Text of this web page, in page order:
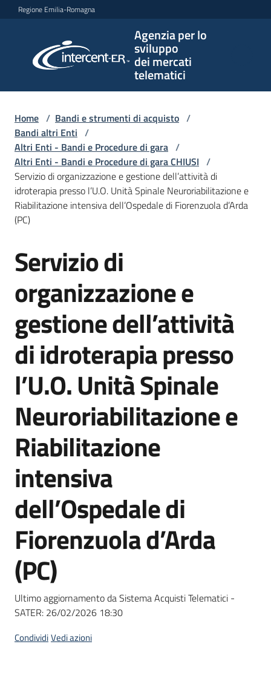
Vai al contenuto
Vai alla navigazione
Vai al footer
Regione Emilia-Romagna
Agenzia per lo
sviluppo
dei mercati
telematici
per lo
sviluppo
telematici
L'Agenzia
Bandi
strumenti
di
Supporto
Piattaforme
telematiche
English
site
Seguici
su
Home / Bandi e strumenti di acquisto /
Bandi altri Enti /
Altri Enti - Bandi e Procedure di gara /
Altri Enti - Bandi e Procedure di gara CHIUSI /
Servizio di organizzazione e gestione dell’attività di
idroterapia presso l’U.O. Unità Spinale Neuroriabilitazione e
Riabilitazione intensiva dell’Ospedale di Fiorenzuola d’Arda
(PC)
Salta al contenuto
Servizio di
organizzazione e
gestione dell’attività
di idroterapia presso
l’U.O. Unità Spinale
Neuroriabilitazione e
Riabilitazione
intensiva
dell’Ospedale di
Fiorenzuola d’Arda
(PC)
Ultimo aggiornamento da Sistema Acquisti Telematici -
SATER: 26/02/2026 18:30
CondividiVedi azioni